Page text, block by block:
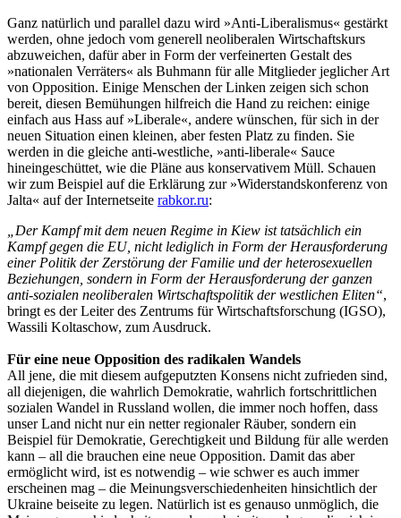
Ganz natürlich und parallel dazu wird »Anti-Liberalismus« gestärkt
werden, ohne jedoch vom generell neoliberalen Wirtschaftskurs
abzuweichen, dafür aber in Form der verfeinerten Gestalt des
»nationalen Verräters« als Buhmann für alle Mitglieder jeglicher Art
von Opposition. Einige Menschen der Linken zeigen sich schon
bereit, diesen Bemühungen hilfreich die Hand zu reichen: einige
einfach aus Hass auf »Liberale«, andere wünschen, für sich in der
neuen Situation einen kleinen, aber festen Platz zu finden. Sie
werden in die gleiche anti-westliche, »anti-liberale« Sauce
hineingeschüttet, wie die Pläne aus konservativem Müll. Schauen
wir zum Beispiel auf die Erklärung zur »Widerstandskonferenz von
Jalta« auf der Internetseite rabkor.ru:
„Der Kampf mit dem neuen Regime in Kiew ist tatsächlich ein
Kampf gegen die EU, nicht lediglich in Form der Herausforderung
einer Politik der Zerstörung der Familie und der heterosexuellen
Beziehungen, sondern in Form der Herausforderung der ganzen
anti-sozialen neoliberalen Wirtschaftspolitik der westlichen Eliten“,
bringt es der Leiter des Zentrums für Wirtschaftsforschung (IGSO),
Wassili Koltaschow, zum Ausdruck.
Für eine neue Opposition des radikalen Wandels
All jene, die mit diesem aufgeputzten Konsens nicht zufrieden sind,
all diejenigen, die wahrlich Demokratie, wahrlich fortschrittlichen
sozialen Wandel in Russland wollen, die immer noch hoffen, dass
unser Land nicht nur ein netter regionaler Räuber, sondern ein
Beispiel für Demokratie, Gerechtigkeit und Bildung für alle werden
kann – all die brauchen eine neue Opposition. Damit das aber
ermöglicht wird, ist es notwendig – wie schwer es auch immer
erscheinen mag – die Meinungsverschiedenheiten hinsichtlich der
Ukraine beiseite zu legen. Natürlich ist es genauso unmöglich, die